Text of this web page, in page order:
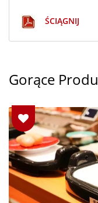
ŚCIĄGNIJ
Gorące